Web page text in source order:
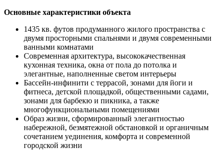
Основные характеристики объекта
1435 кв. футов продуманного жилого пространства с
двумя просторными спальнями и двумя современными
ванными комнатами
Современная архитектура, высококачественная
кухонная техника, окна от пола до потолка и
элегантные, наполненные светом интерьеры
Бассейн-инфинити с террасой, зонами для йоги и
фитнеса, детской площадкой, общественными садами,
зонами для барбекю и пикника, а также
многофункциональными помещениями
Образ жизни, сформированный элегантностью
набережной, безмятежной обстановкой и органичным
сочетанием уединения, комфорта и современной
городской жизни